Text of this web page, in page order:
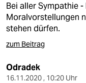
Bei aller Sympathie
Moralvorstellungen
stehen dürfen.
zum Beitrag
Odradek
16.11.2020 , 10:20 Uhr